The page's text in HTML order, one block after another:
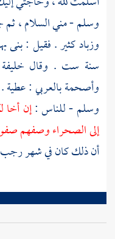
وسلم - مني السلام ، ثم
وزباد كثير . فقيل : بنى
سنة ست . وقال خليفة
وأصحمةبالعربي : عطية
وسلم - للناس :إن
إلى الصحراء وصفهم
أن ذلك كان في شهر